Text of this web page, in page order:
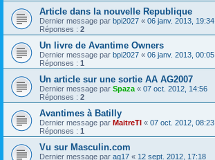
Article dans la nouvelle Republique
Dernier message par bpi2027 « 06 janv. 2013, 19:34
Réponses : 2
Un livre de Avantime Owners
Dernier message par bpi2027 « 06 janv. 2013, 00:05
Réponses : 1
Un article sur une sortie AA AG2007
Dernier message par Spaza « 07 oct. 2012, 14:56
Réponses : 2
Avantimes à Batilly
Dernier message par MaitreTI « 07 oct. 2012, 08:23
Réponses : 1
Vu sur Masculin.com
Dernier message par ag17 « 12 sept. 2012, 17:18